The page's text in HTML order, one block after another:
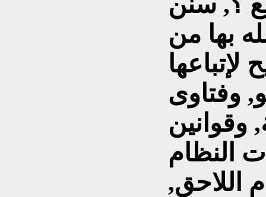
بها من
وفتاوى
وقوانين
النظام
اللاحق,